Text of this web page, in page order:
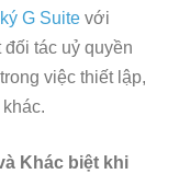
G Suite với
tác uỷ quyền
việc thiết lập,
Khác biệt khi